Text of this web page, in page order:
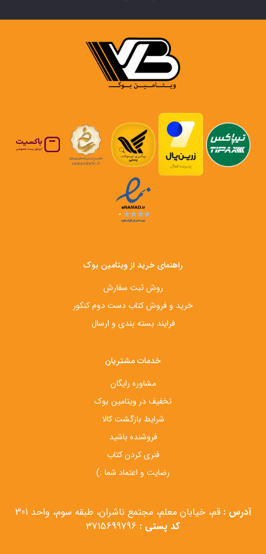
راهنمای خرید از ویتامین بوک
روش ثبت سفارش
خرید و فروش کتاب دست‌ دوم کنکور
فرایند بسته بندی و ارسال
خدمات مشتریان
مشاوره رایگان
تخفیف در ویتامین بوک
شرایط بازگشت کالا
فروشنده باشید
فنری کردن کتاب
رضایت و اعتماد شما :)
آدرس : قم، خیابان معلم، مجتمع ناشران، طبقه سوم، واحد 301
کد پستی :